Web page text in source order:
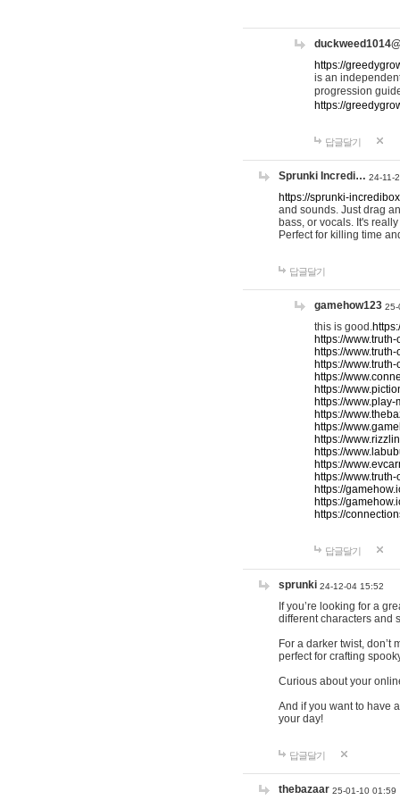
https://
is an
progression
https://
답글달기
Sprunki Incredi… 24-11-
https://sprunki-
and sounds. Just drag
bass, or vocals. It's
Perfect for killing time
답글달기
gamehow123 25-
this is good.
https://
https://
https://
https://
https://
https://
https://
https://
https://
https://
https://
https://
https://
https://
https://
답글달기
sprunki 24-12-04 15:52
If you’re looking for a
different characters and
For a darker twist, don’t
perfect for crafting
Curious about your
And if you want to have
your day!
답글달기
thebazaar 25-01-10 01:59